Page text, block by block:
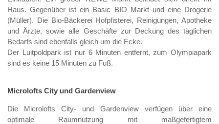
Haus. Gegenüber ist ein Basic BIO Markt und eine Drogerie
(Müller). Die Bio-Bäckerei Hofpfisterei, Reinigungen, Apotheke
und Ärzte, sowie alle Geschäfte zur Deckung des täglichen
Bedarfs sind ebenfalls gleich um die Ecke.
Der Luitpoldpark ist nur 6 Minuten entfernt, zum Olympiapark
sind es keine 15 Minuten zu Fuß.
Microlofts City und Gardenview
Die Microlofts City- und Gardenview verfügen über eine
optimale Raumnutzung mit maßgefertigtem